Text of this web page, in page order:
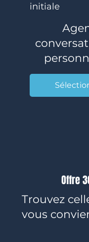
initiale
Offre
Trouvez
vous